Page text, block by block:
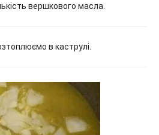
вершкового масла.
в каструлі.